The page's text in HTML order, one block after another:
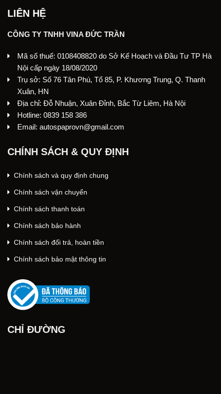
LIÊN HỆ
CÔNG TY TNHH VINA ĐỨC TRẦN
Mã số thuế: 0108408820 do Sở Kế Hoạch và Đầu Tư TP Hà
Nội cấp ngày 18/08/2020
Trụ sở: Số 76 Tân Phú, Tổ 85, P. Khương Trung, Q. Thanh
Xuân, HN
Địa chỉ: Đỗ Nhuận, Xuân Đỉnh, Bắc Từ Liêm, Hà Nội
Hotline: 0839 158 386
Email: autospaprovn@gmail.com
CHÍNH SÁCH & QUY ĐỊNH
Chính sách và quy định chung
Chính sách vận chuyển
Chính sách thanh toán
Chính sách bảo hành
Chính sách đổi trả, hoàn tiền
Chính sách bảo mật thông tin
CHỈ ĐƯỜNG